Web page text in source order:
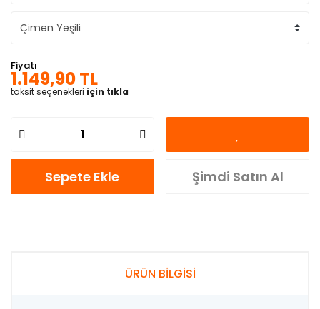
Fiyatı
1.149,90 TL
taksit seçenekleri için tıkla
Sepete Ekle Şimdi Satın Al
ÜRÜN BİLGİSİ